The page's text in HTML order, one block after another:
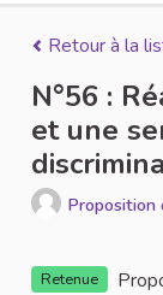
Retour à la
N°56 :
et une
Proposition
Retenue